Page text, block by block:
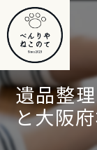
遺品整
と大阪